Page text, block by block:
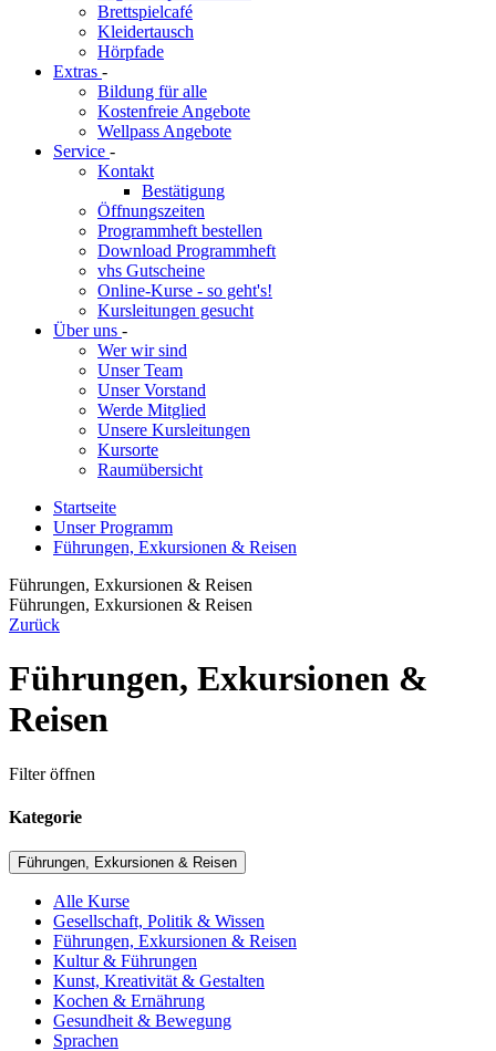
Brettspielcafé
Kleidertausch
Hörpfade
Extras -
Bildung für alle
Kostenfreie Angebote
Wellpass Angebote
Service -
Kontakt
Bestätigung
Öffnungszeiten
Programmheft bestellen
Download Programmheft
vhs Gutscheine
Online-Kurse - so geht's!
Kursleitungen gesucht
Über uns -
Wer wir sind
Unser Team
Unser Vorstand
Werde Mitglied
Unsere Kursleitungen
Kursorte
Raumübersicht
Startseite
Unser Programm
Führungen, Exkursionen & Reisen
Führungen, Exkursionen & Reisen
Führungen, Exkursionen & Reisen
Zurück
Führungen, Exkursionen &
Reisen
Filter öffnen
Kategorie
Führungen, Exkursionen & Reisen
Alle Kurse
Gesellschaft, Politik & Wissen
Führungen, Exkursionen & Reisen
Kultur & Führungen
Kunst, Kreativität & Gestalten
Kochen & Ernährung
Gesundheit & Bewegung
Sprachen